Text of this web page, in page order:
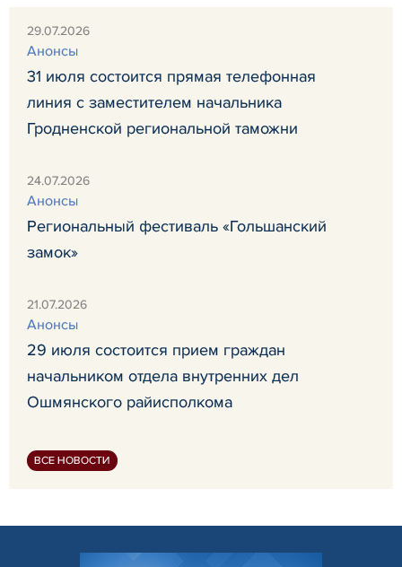
29.07.2026
Анонсы
31 июля состоится прямая телефонная
линия с заместителем начальника
Гродненской региональной таможни
24.07.2026
Анонсы
Региональный фестиваль «Гольшанский
замок»
21.07.2026
Анонсы
29 июля состоится прием граждан
начальником отдела внутренних дел
Ошмянского райисполкома
ВСЕ НОВОСТИ